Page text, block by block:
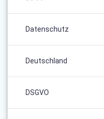
Datenschutz
Deutschland
DSGVO